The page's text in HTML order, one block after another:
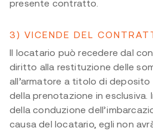
presente contratto.
3) VICENDE DEL
Il locatario può recedere dal
diritto alla restituzione delle
all’armatore a titolo di
della prenotazione in esclusiva.
della conduzione
causa del locatario, egli non